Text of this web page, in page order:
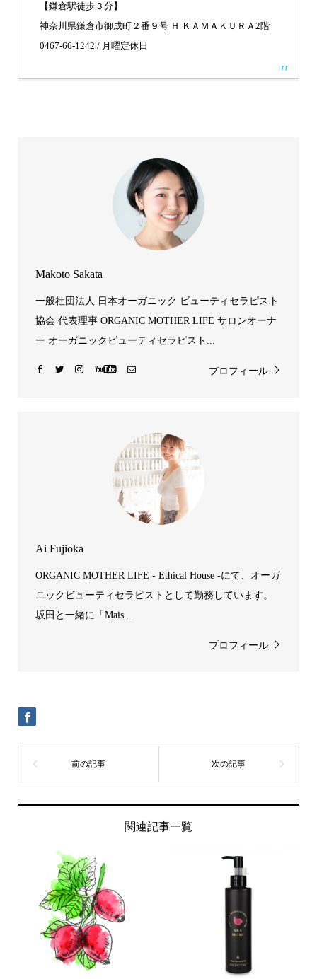
【鎌倉駅徒歩３分】
神奈川県鎌倉市御成町２番９号 Ｈ ＫＡＭＡＫＵＲＡ2階
0467-66-1242 / 月曜定休日
Makoto Sakata
一般社団法人 日本オーガニック ビューティセラピスト
協会 代表理事 ORGANIC MOTHER LIFE サロンオーナ
ー オーガニックビューティセラピスト...
プロフィール
Ai Fujioka
ORGANIC MOTHER LIFE - Ethical House -にて、オーガ
ニックビューティセラピストとして勤務しています。
坂田と一緒に「Mais...
プロフィール
関連記事一覧